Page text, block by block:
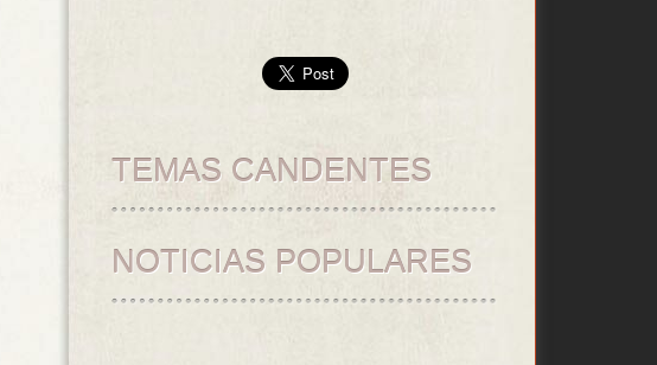
TEMAS CANDENTES
NOTICIAS POPULARES